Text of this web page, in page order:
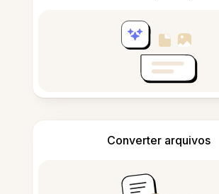
Converter arquivos